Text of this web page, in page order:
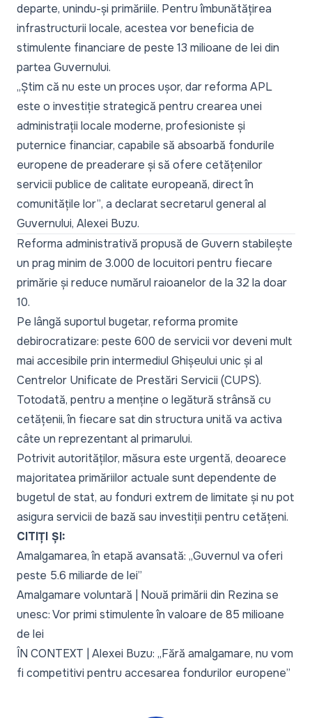
departe, unindu-și primăriile. Pentru îmbunătățirea
infrastructurii locale, acestea vor beneficia de
stimulente financiare de peste 13 milioane de lei din
partea Guvernului.
„Știm că nu este un proces ușor, dar reforma APL
este o investiție strategică pentru crearea unei
administrații locale moderne, profesioniste și
puternice financiar, capabile să absoarbă fondurile
europene de preaderare și să ofere cetățenilor
servicii publice de calitate europeană, direct în
comunitățile lor”, a declarat secretarul general al
Guvernului, Alexei Buzu.
Reforma administrativă propusă de Guvern stabilește
un prag minim de 3.000 de locuitori pentru fiecare
primărie și reduce numărul raioanelor de la 32 la doar
10.
Pe lângă suportul bugetar, reforma promite
debirocratizare: peste 600 de servicii vor deveni mult
mai accesibile prin intermediul Ghișeului unic și al
Centrelor Unificate de Prestări Servicii (CUPS).
Totodată, pentru a menține o legătură strânsă cu
cetățenii, în fiecare sat din structura unită va activa
câte un reprezentant al primarului.
Potrivit autorităților, măsura este urgentă, deoarece
majoritatea primăriilor actuale sunt dependente de
bugetul de stat, au fonduri extrem de limitate și nu pot
asigura servicii de bază sau investiții pentru cetățeni.
CITIȚI ȘI:
Amalgamarea, în etapă avansată: „Guvernul va oferi
peste 5.6 miliarde de lei”
Amalgamare voluntară | Nouă primării din Rezina se
unesc: Vor primi stimulente în valoare de 85 milioane
de lei
ÎN CONTEXT | Alexei Buzu: „Fără amalgamare, nu vom
fi competitivi pentru accesarea fondurilor europene”